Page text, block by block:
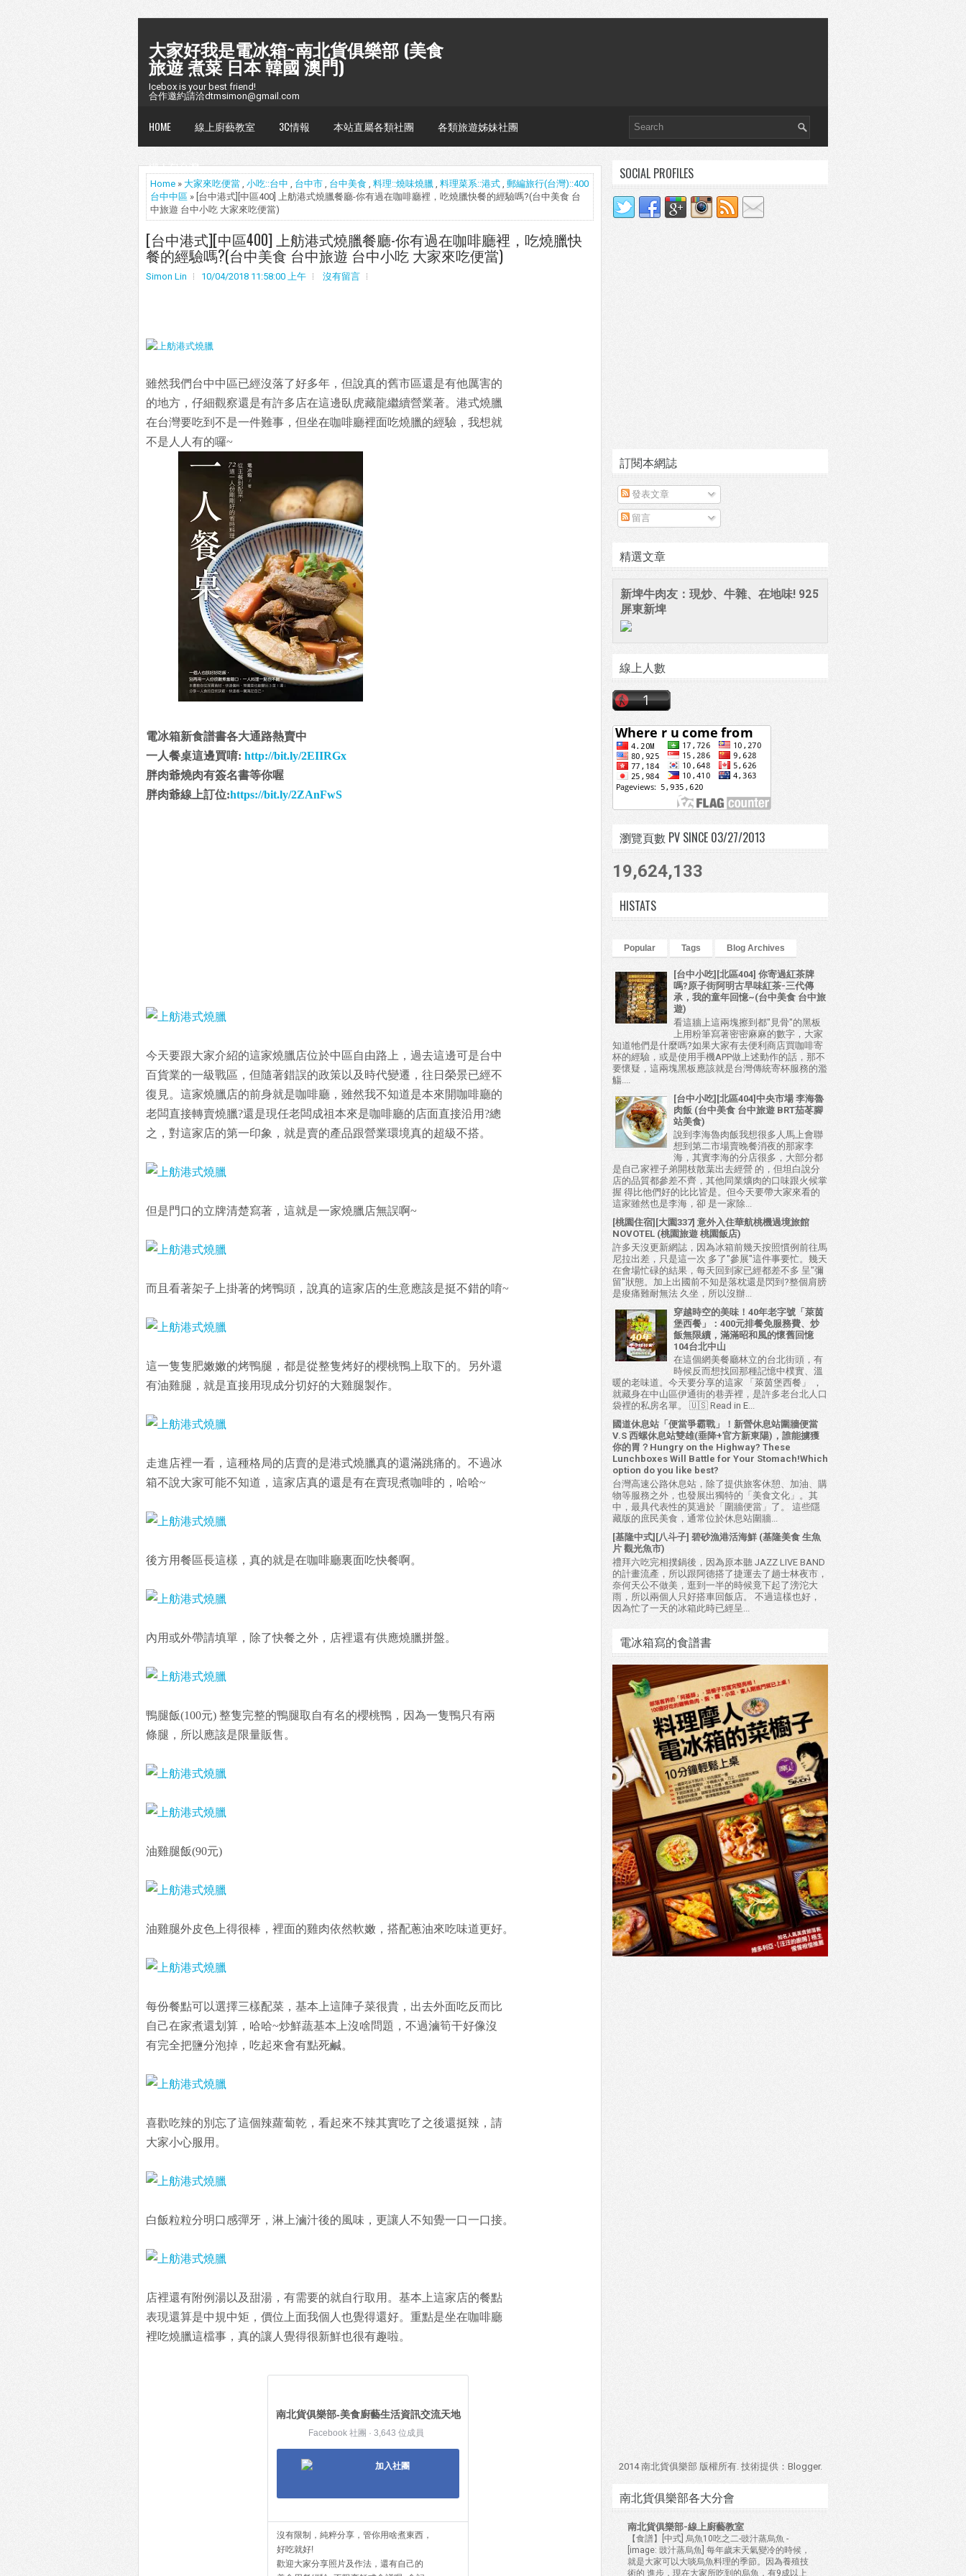
大家好我是電冰箱~南北貨俱樂部 (美食
旅遊 煮菜 日本 韓國 澳門)
Icebox is your best friend!
合作邀約請洽dtmsimon@gmail.com
HOME 線上廚藝教室 3C情報 本站直屬各類社團 各類旅遊姊妹社團
懶人包台灣
Home » 大家來吃便當 , 小吃::台中 , 台中市 , 台中美食 , 料理::燒味燒臘 , 料理菜系::港式 , 郵編旅行(台灣)::400
台中中區 » [台中港式][中區400] 上舫港式燒臘餐廳-你有過在咖啡廳裡，吃燒臘快餐的經驗嗎?(台中美食 台
中旅遊 台中小吃 大家來吃便當)
[台中港式][中區400] 上舫港式燒臘餐廳-你有過在咖啡廳裡，吃燒臘快
餐的經驗嗎?(台中美食 台中旅遊 台中小吃 大家來吃便當)
Simon Lin 10/04/2018 11:58:00 上午 沒有留言
雖然我們台中中區已經沒落了好多年，但說真的舊市區還是有他厲害的
的地方，仔細觀察還是有許多店在這邊臥虎藏龍繼續營業著。港式燒臘
在台灣要吃到不是一件難事，但坐在咖啡廳裡面吃燒臘的經驗，我想就
不是人人有的囉~
電冰箱新食譜書各大通路熱賣中
一人餐桌這邊買唷: http://bit.ly/2EIIRGx
胖肉爺燒肉有簽名書等你喔
胖肉爺線上訂位:https://bit.ly/2ZAnFwS
今天要跟大家介紹的這家燒臘店位於中區自由路上，過去這邊可是台中
百貨業的一級戰區，但隨著錯誤的政策以及時代變遷，往日榮景已經不
復見。這家燒臘店的前身就是咖啡廳，雖然我不知道是本來開咖啡廳的
老闆直接轉賣燒臘?還是現任老闆成祖本來是咖啡廳的店面直接沿用?總
之，對這家店的第一印象，就是賣的產品跟營業環境真的超級不搭。
但是門口的立牌清楚寫著，這就是一家燒臘店無誤啊~
而且看著架子上掛著的烤鴨頭，說真的這家店的生意應該是挺不錯的唷~
這一隻隻肥嫩嫩的烤鴨腿，都是從整隻烤好的櫻桃鴨上取下的。另外還
有油雞腿，就是直接用現成分切好的大雞腿製作。
走進店裡一看，這種格局的店賣的是港式燒臘真的還滿跳痛的。不過冰
箱不說大家可能不知道，這家店真的還是有在賣現煮咖啡的，哈哈~
後方用餐區長這樣，真的就是在咖啡廳裏面吃快餐啊。
內用或外帶請填單，除了快餐之外，店裡還有供應燒臘拼盤。
鴨腿飯(100元) 整隻完整的鴨腿取自有名的櫻桃鴨，因為一隻鴨只有兩
條腿，所以應該是限量販售。
油雞腿飯(90元)
油雞腿外皮色上得很棒，裡面的雞肉依然軟嫩，搭配蔥油來吃味道更好。
每份餐點可以選擇三樣配菜，基本上這陣子菜很貴，出去外面吃反而比
自己在家煮還划算，哈哈~炒鮮蔬基本上沒啥問題，不過滷筍干好像沒
有完全把鹽分泡掉，吃起來會有點死鹹。
喜歡吃辣的別忘了這個辣蘿蔔乾，看起來不辣其實吃了之後還挺辣，請
大家小心服用。
白飯粒粒分明口感彈牙，淋上滷汁後的風味，更讓人不知覺一口一口接。
店裡還有附例湯以及甜湯，有需要的就自行取用。基本上這家店的餐點
表現還算是中規中矩，價位上面我個人也覺得還好。重點是坐在咖啡廳
裡吃燒臘這檔事，真的讓人覺得很新鮮也很有趣啦。
南北貨俱樂部-美食廚藝生活資訊交流天地
Facebook 社團 · 3,643 位成員
加入社團
沒有限制，純粹分享，管你用啥煮東西，
好吃就好!
歡迎大家分享照片及作法，還有自己的
SOCIAL PROFILES
訂閱本網誌
發表文章
留言
精選文章
新埤牛肉友：現炒、牛雜、在地味! 925
屏東新埤
線上人數
瀏覽頁數 PV SINCE 03/27/2013
19,624,133
HISTATS
Popular Tags Blog Archives
[台中小吃][北區404] 你寄過紅茶牌
嗎?原子街阿明古早味紅茶-三代傳
承，我的童年回憶~(台中美食 台中旅
遊)
看這牆上這兩塊擦到都"見骨"的黑板
上用粉筆寫著密密麻麻的數字，大家
知道牠們是什麼嗎?如果大家有去便利商店買咖啡寄
杯的經驗，或是使用手機APP做上述動作的話，那不
要懷疑，這兩塊黑板應該就是台灣傳統寄杯服務的濫
觴....
[台中小吃][北區404]中央市場 李海魯
肉飯 (台中美食 台中旅遊 BRT茄苳腳
站美食)
說到李海魯肉飯我想很多人馬上會聯
想到第二市場賣晚餐消夜的那家李
海，其實李海的分店很多，大部分都
是自己家裡子弟開枝散葉出去經營 的，但坦白說分
店的品質都參差不齊，其他同業爌肉的口味跟火候掌
握 得比他們好的比比皆是。但今天要帶大家來看的
這家雖然也是李海，卻 是一家除...
[桃園住宿][大園337] 意外入住華航桃機過境旅館
NOVOTEL (桃園旅遊 桃園飯店)
許多天沒更新網誌，因為冰箱前幾天按照慣例前往馬
尼拉出差，只是這一次 多了"參展"這件事要忙。幾天
在會場忙碌的結果，每天回到家已經都差不多 呈"彌
留"狀態。加上出國前不知是落枕還是閃到?整個肩膀
是痠痛難耐無法 久坐，所以沒辦...
穿越時空的美味！40年老字號「萊茵
堡西餐」：400元排餐免服務費、炒
飯無限續，滿滿昭和風的懷舊回憶
104台北中山
在這個網美餐廳林立的台北街頭，有
時候反而想找回那種記憶中樸實、溫
暖的老味道。今天要分享的這家 「萊茵堡西餐」 ，
就藏身在中山區伊通街的巷弄裡，是許多老台北人口
袋裡的私房名單。 🇺🇸 Read in E...
國道休息站「便當爭霸戰」！新營休息站圍牆便當
V.S 西螺休息站雙雄(垂降+官方新東陽)，誰能擄獲
你的胃？Hungry on the Highway? These
Lunchboxes Will Battle for Your Stomach!Which
option do you like best?
台灣高速公路休息站，除了提供旅客休憩、加油、購
物等服務之外，也發展出獨特的「美食文化」。其
中，最具代表性的莫過於「圍牆便當」了。 這些隱
藏版的庶民美食，通常位於休息站圍牆...
[基隆中式][八斗子] 碧砂漁港活海鮮 (基隆美食 生魚
片 觀光魚市)
禮拜六吃完相撲鍋後，因為原本聽 JAZZ LIVE BAND
的計畫流產，所以跟阿德搭了捷運去了趟士林夜市，
奈何天公不做美，逛到一半的時候竟下起了滂沱大
雨，所以兩個人只好搭車回飯店。 不過這樣也好，
因為忙了一天的冰箱此時已經呈...
電冰箱寫的食譜書
2014 南北貨俱樂部 版權所有. 技術提供： Blogger.
南北貨俱樂部各大分會
南北貨俱樂部-線上廚藝教室
【食譜】[中式] 烏魚10吃之二-豉汁蒸烏魚 -
[image: 豉汁蒸烏魚] 每年歲末天氣變冷的時候，
就是大家可以大啖烏魚料理的季節。因為養殖技
術的 進步，現在大家所吃到的烏魚，有9成以上